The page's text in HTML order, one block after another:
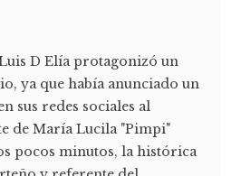
D Elía protagonizó un
ya que había anunciado un
sus redes sociales al
de María Lucila "Pimpi"
pocos minutos, la histórica